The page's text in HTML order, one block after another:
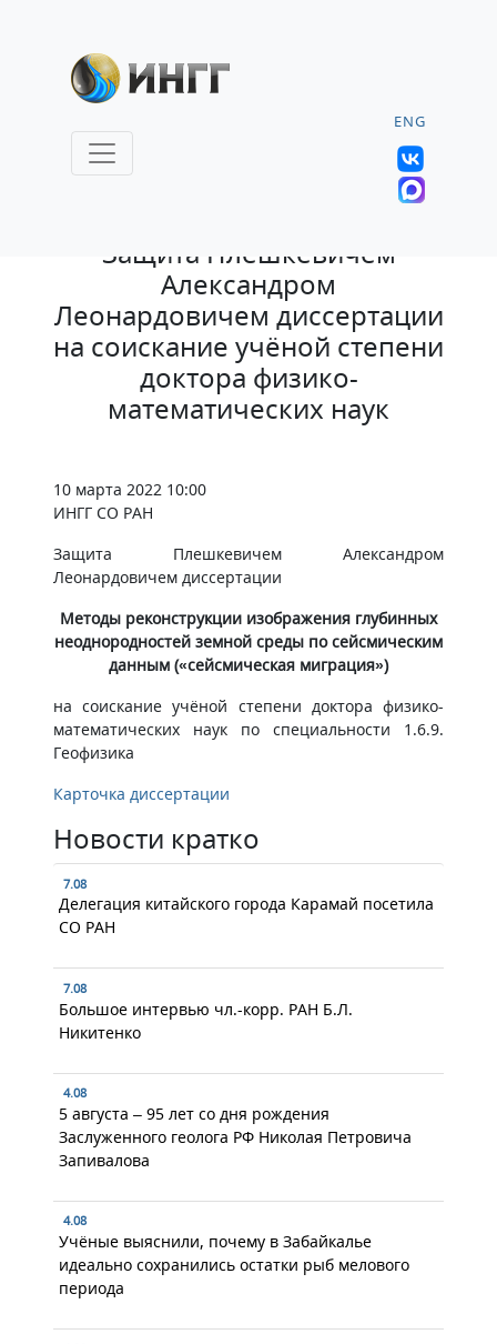
ENG
Защита Плешкевичем
Александром
Леонардовичем диссертации
на соискание учёной степени
доктора физико-
математических наук
10 марта 2022 10:00
ИНГГ СО РАН
​Защита Плешкевичем Александром
Леонардовичем​​ диссертации
Методы реконструкции изображения глубинных
неоднородностей земной среды по сейсмическим
данным («сейсмическая миграция»)
на соискание учёной степени доктора физико-
математических наук по специальности 1.6.9.
Геофизика
Карточка диссертации​​​​
Новости кратко
7.08
Делегация китайского города Карамай посетила
СО РАН
7.08
Большое интервью чл.-корр. РАН Б.Л.
Никитенко
4.08
5 августа – 95 лет со дня рождения
Заслуженного геолога РФ Николая Петровича
Запивалова
4.08
Учёные выяснили, почему в Забайкалье
идеально сохранились остатки рыб мелового
периода